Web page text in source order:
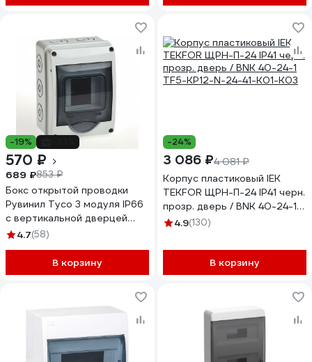
-19%
570 ₽
689 ₽853 ₽
Бокс открытой проводки
Рувинил Тусо 3 модуля IP66
с вертикальной дверцей
69003
4.7(58)
В корзину
-24%
3 086 ₽4 081 ₽
Корпус пластиковый IEK
TEKFOR ЩРН-П-24 IP41 черн.
прозр. дверь / BNK 40-24-1
TF5-KP12-N-24-41-K01-K03
4.9(130)
В корзину